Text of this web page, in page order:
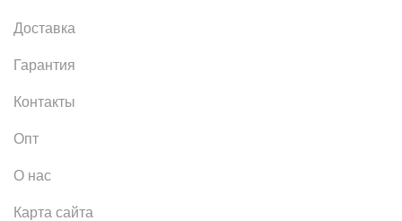
Доставка
Гарантия
Контакты
Опт
О нас
Карта сайта